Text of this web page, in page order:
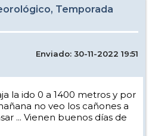
Temporada
Enviado: 30-11-2022 19:51
la ido 0 a 1400 metros y por
no veo los cañones a
... Vienen buenos días de